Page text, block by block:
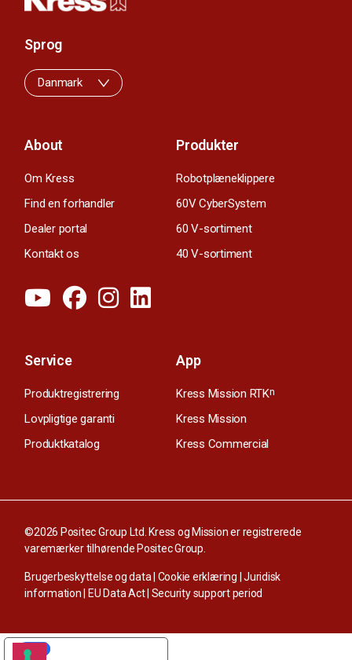
About
Om Kress
Find en forhandler
Dealer portal
Kontakt os
Produkter
Robotplæneklippere
60V CyberSystem
60 V-sortiment
40 V-sortiment
Service
Produktregistrering
Lovpligtige garanti
Produktkatalog
App
Kress Mission RTKn
Kress Mission
Kress Commercial
Sprog
Danmark
©2026 Positec Group Ltd. Kress og Mission er registrerede
varemærker tilhørende Positec Group.
Brugerbeskyttelse og data Cookie erklæring |Juridisk
information
EU Data Act| Security support period